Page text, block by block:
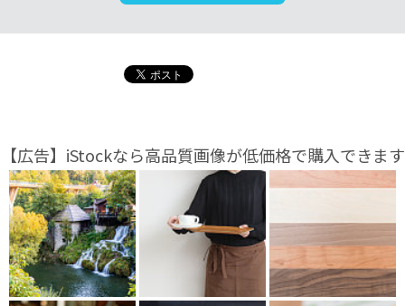
【広告】iStockなら高品質画像が低価格で購入できます